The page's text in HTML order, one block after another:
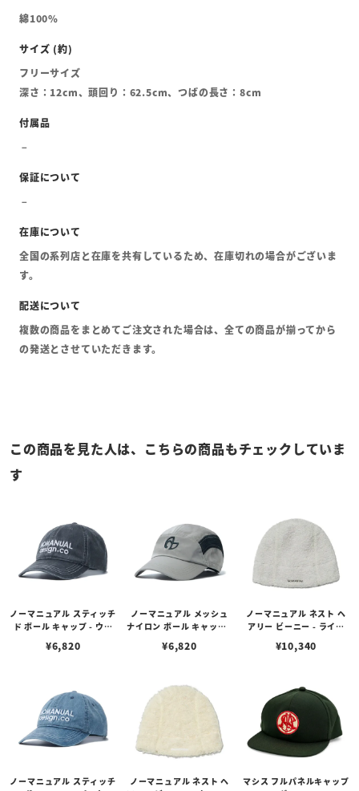
綿100%
フリーサイズ
深さ：12cm、頭回り：62.5cm、つばの長さ：8cm
全国の系列店と在庫を共有しているため、在庫切れの場合がございま
す。
複数の商品をまとめてご注文された場合は、全ての商品が揃ってから
の発送とさせていただきます。
この商品を見た人は、こちらの商品もチェックしていま
す
ノーマニュアル スティッチ
ド ボール キャップ - ウォ
¥6,820
ノーマニュアル メッシュ
ナイロン ボール キャップ -
¥6,820
ノーマニュアル ネスト ヘ
アリー ビーニー - ライト
¥10,340
ノーマニュアル スティッチ
ノーマニュアル ネスト ヘ
マシス フルパネルキャップ